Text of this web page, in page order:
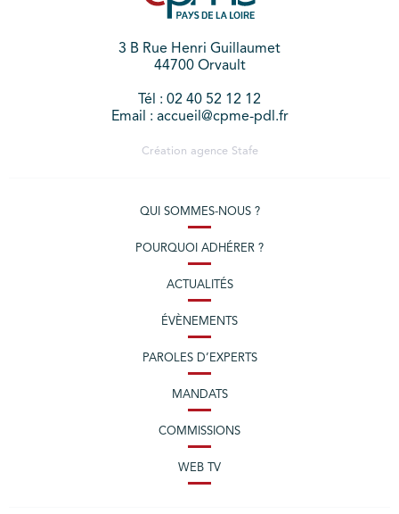
3 B Rue Henri Guillaumet
44700 Orvault
Tél : 02 40 52 12 12
Email : accueil@cpme-pdl.fr
Création agence Stafe
QUI SOMMES-NOUS ?
POURQUOI ADHÉRER ?
ACTUALITÉS
ÉVÈNEMENTS
PAROLES D’EXPERTS
MANDATS
COMMISSIONS
WEB TV